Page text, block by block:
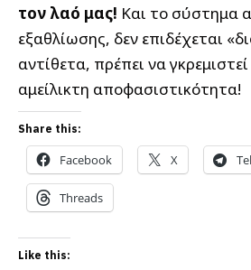
τον λαό μας! Και το σύστημα
εξαθλίωσης, δεν επιδέχεται
αντίθετα, πρέπει να
αμείλικτη αποφασιστικότητα!
Share this:
Facebook X
Threads
Like this: